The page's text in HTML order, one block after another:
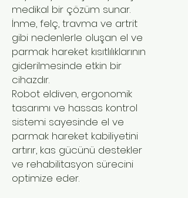
medikal bir çözüm sunar.
İnme, felç, travma ve artrit
gibi nedenlerle oluşan el ve
parmak hareket kısıtlılıklarının
giderilmesinde etkin bir
cihazdır.
Robot eldiven, ergonomik
tasarımı ve hassas kontrol
sistemi sayesinde el ve
parmak hareket kabiliyetini
artırır, kas gücünü destekler
ve rehabilitasyon sürecini
optimize eder.